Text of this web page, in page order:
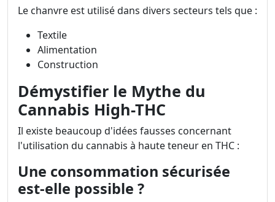
Le chanvre est utilisé dans divers secteurs tels que :
Textile
Alimentation
Construction
Démystifier le Mythe du
Cannabis High-THC
Il existe beaucoup d'idées fausses concernant
l'utilisation du cannabis à haute teneur en THC :
Une consommation sécurisée
est-elle possible ?